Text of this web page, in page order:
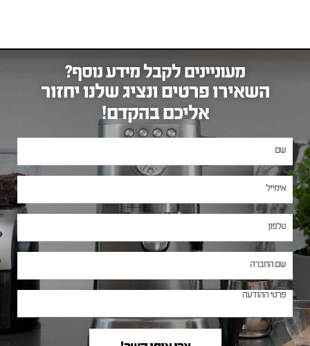
מעוניינים לקבל מידע נוסף?
השאירו פרטים ונציג שלנו יחזור
אליכם בהקדם!